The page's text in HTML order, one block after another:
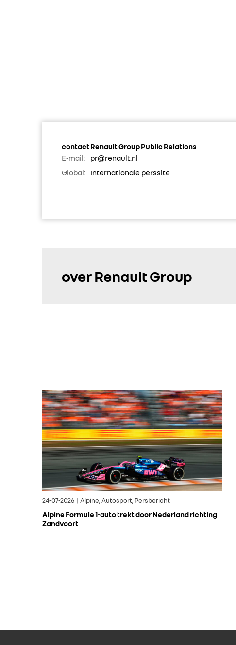
contact Renault Group Public Relations
E-mail:
pr@renault.nl
Global:
Internationale perssite
over Renault Group
24-07-2026 | Alpine, Autosport, Persbericht
Alpine Formule 1-auto trekt door Nederland richting
Zandvoort